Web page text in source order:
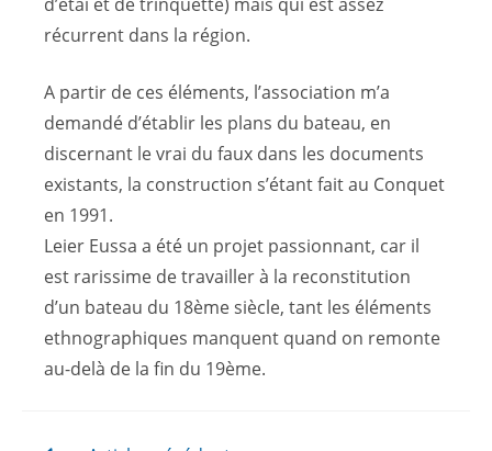
récurrent dans la région.
A partir de ces éléments, l’association m’a
demandé d’établir les plans du bateau, en
discernant le vrai du faux dans les documents
existants, la construction s’étant fait au Conquet
en 1991.
Leier Eussa a été un projet passionnant, car il
est rarissime de travailler à la reconstitution
d’un bateau du 18ème siècle, tant les éléments
ethnographiques manquent quand on remonte
au-delà de la fin du 19ème.